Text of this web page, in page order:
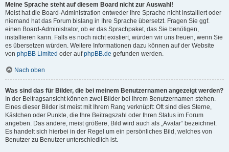
Meine Sprache steht auf diesem Board nicht zur Auswahl!
Meist hat die Board-Administration entweder Ihre Sprache nicht installiert oder
niemand hat das Forum bislang in Ihre Sprache übersetzt. Fragen Sie ggf.
einen Board-Administrator, ob er das Sprachpaket, das Sie benötigen,
installieren kann. Falls es noch nicht existiert, würden wir uns freuen, wenn Sie
es übersetzen würden. Weitere Informationen dazu können auf der Website
von phpBB Limited oder aufphpBB.de gefunden werden.
Nach oben
Was sind das für Bilder, die bei meinem Benutzernamen angezeigt werden?
In der Beitragsansicht können zwei Bilder bei Ihrem Benutzernamen stehen.
Eines dieser Bilder ist meist mit Ihrem Rang verknüpft: Oft sind dies Sterne,
Kästchen oder Punkte, die Ihre Beitragszahl oder Ihren Status im Forum
angeben. Das andere, meist größere, Bild wird auch als „Avatar“ bezeichnet.
Es handelt sich hierbei in der Regel um ein persönliches Bild, welches von
Benutzer zu Benutzer unterschiedlich ist.